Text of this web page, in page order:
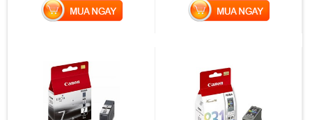
MUA NGAY MUA NGAY